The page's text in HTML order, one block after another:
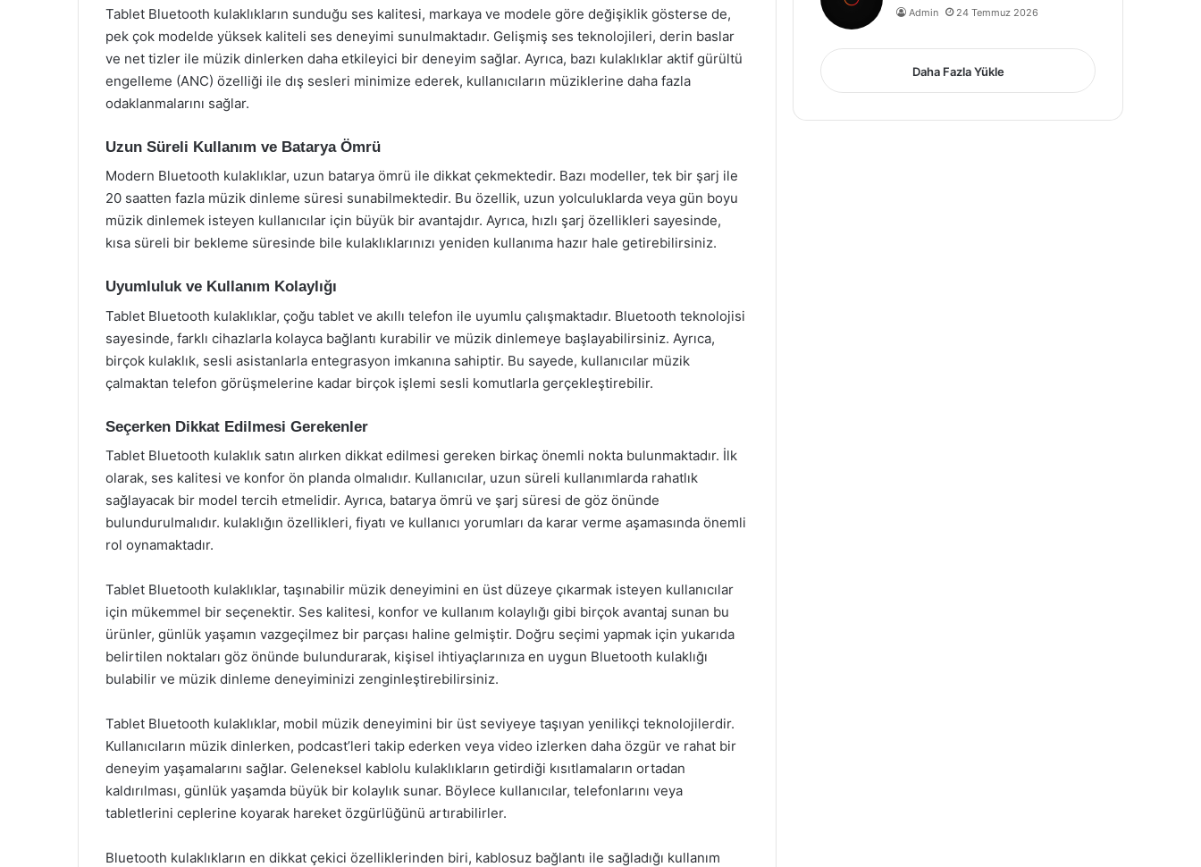
Tablet Bluetooth kulaklıkların sunduğu ses kalitesi, markaya ve modele göre değişiklik gösterse de,
pek çok modelde yüksek kaliteli ses deneyimi sunulmaktadır. Gelişmiş ses teknolojileri, derin baslar
ve net tizler ile müzik dinlerken daha etkileyici bir deneyim sağlar. Ayrıca, bazı kulaklıklar aktif gürültü
engelleme (ANC) özelliği ile dış sesleri minimize ederek, kullanıcıların müziklerine daha fazla
odaklanmalarını sağlar.
Uzun Süreli Kullanım ve Batarya Ömrü
Modern Bluetooth kulaklıklar, uzun batarya ömrü ile dikkat çekmektedir. Bazı modeller, tek bir şarj ile
20 saatten fazla müzik dinleme süresi sunabilmektedir. Bu özellik, uzun yolculuklarda veya gün boyu
müzik dinlemek isteyen kullanıcılar için büyük bir avantajdır. Ayrıca, hızlı şarj özellikleri sayesinde,
kısa süreli bir bekleme süresinde bile kulaklıklarınızı yeniden kullanıma hazır hale getirebilirsiniz.
Uyumluluk ve Kullanım Kolaylığı
Tablet Bluetooth kulaklıklar, çoğu tablet ve akıllı telefon ile uyumlu çalışmaktadır. Bluetooth teknolojisi
sayesinde, farklı cihazlarla kolayca bağlantı kurabilir ve müzik dinlemeye başlayabilirsiniz. Ayrıca,
birçok kulaklık, sesli asistanlarla entegrasyon imkanına sahiptir. Bu sayede, kullanıcılar müzik
çalmaktan telefon görüşmelerine kadar birçok işlemi sesli komutlarla gerçekleştirebilir.
Seçerken Dikkat Edilmesi Gerekenler
Tablet Bluetooth kulaklık satın alırken dikkat edilmesi gereken birkaç önemli nokta bulunmaktadır. İlk
olarak, ses kalitesi ve konfor ön planda olmalıdır. Kullanıcılar, uzun süreli kullanımlarda rahatlık
sağlayacak bir model tercih etmelidir. Ayrıca, batarya ömrü ve şarj süresi de göz önünde
bulundurulmalıdır. kulaklığın özellikleri, fiyatı ve kullanıcı yorumları da karar verme aşamasında önemli
rol oynamaktadır.
Tablet Bluetooth kulaklıklar, taşınabilir müzik deneyimini en üst düzeye çıkarmak isteyen kullanıcılar
için mükemmel bir seçenektir. Ses kalitesi, konfor ve kullanım kolaylığı gibi birçok avantaj sunan bu
ürünler, günlük yaşamın vazgeçilmez bir parçası haline gelmiştir. Doğru seçimi yapmak için yukarıda
belirtilen noktaları göz önünde bulundurarak, kişisel ihtiyaçlarınıza en uygun Bluetooth kulaklığı
bulabilir ve müzik dinleme deneyiminizi zenginleştirebilirsiniz.
Tablet Bluetooth kulaklıklar, mobil müzik deneyimini bir üst seviyeye taşıyan yenilikçi teknolojilerdir.
Kullanıcıların müzik dinlerken, podcast’leri takip ederken veya video izlerken daha özgür ve rahat bir
deneyim yaşamalarını sağlar. Geleneksel kablolu kulaklıkların getirdiği kısıtlamaların ortadan
kaldırılması, günlük yaşamda büyük bir kolaylık sunar. Böylece kullanıcılar, telefonlarını veya
tabletlerini ceplerine koyarak hareket özgürlüğünü artırabilirler.
Bluetooth kulaklıkların en dikkat çekici özelliklerinden biri, kablosuz bağlantı ile sağladığı kullanım
Admin 24 Temmuz 2026
Daha Fazla Yükle